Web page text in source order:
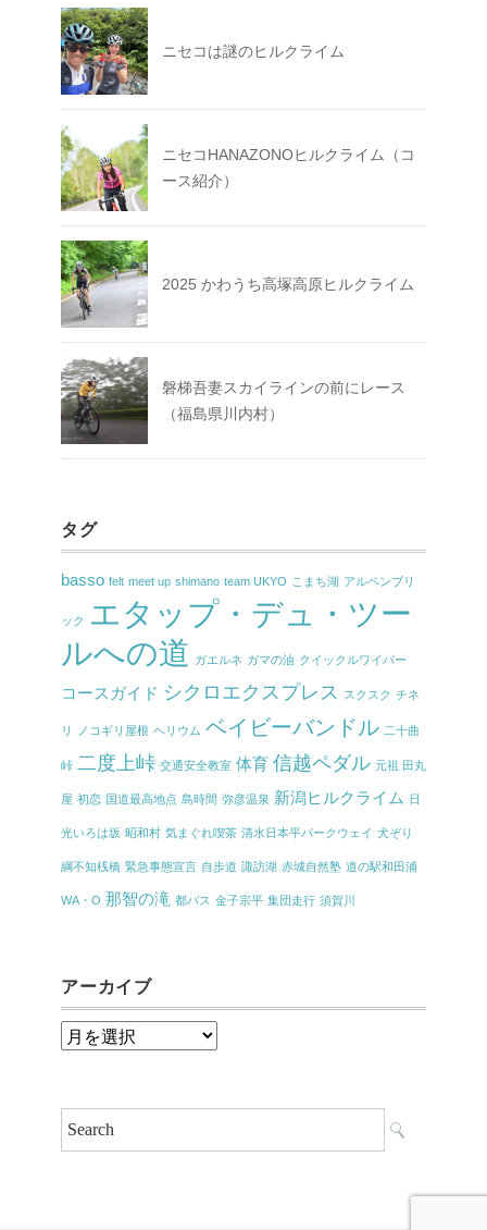
ニセコは謎のヒルクライム
ニセコHANAZONOヒルクライム（コ
ース紹介）
2025 かわうち高塚高原ヒルクライム
磐梯吾妻スカイラインの前にレース
（福島県川内村）
タグ
basso felt meet up shimano team UKYO こまち湖 アルペンブリ
ック
エタップ・デュ・ツー
ルへの道 ガエルネ ガマの油 クイックルワイパー
コースガイド シクロエクスプレス スクスク チネ
リ ノコギリ屋根 ヘリウム ベイビーバンドル 二十曲
峠 二度上峠 交通安全教室 体育 信越ペダル 元祖 田丸
屋 初恋 国道最高地点 島時間 弥彦温泉 新潟ヒルクライム 日
光いろは坂 昭和村 気まぐれ喫茶 清水日本平パークウェイ 犬ぞり
綱不知桟橋 緊急事態宣言 自歩道 諏訪湖 赤城自然塾 道の駅和田浦
WA・O 那智の滝 都バス 金子宗平 集団走行 須賀川
アーカイブ
ア
イ